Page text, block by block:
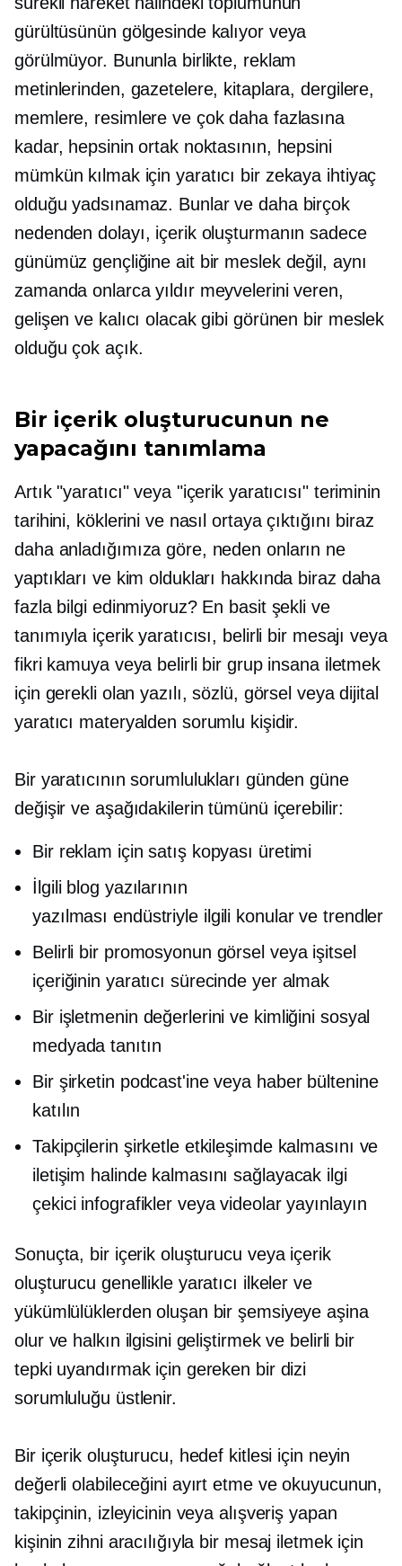
gürültüsünün gölgesinde kalıyor veya
görülmüyor. Bununla birlikte, reklam
metinlerinden, gazetelere, kitaplara, dergilere,
memlere, resimlere ve çok daha fazlasına
kadar, hepsinin ortak noktasının, hepsini
mümkün kılmak için yaratıcı bir zekaya ihtiyaç
olduğu yadsınamaz. Bunlar ve daha birçok
nedenden dolayı, içerik oluşturmanın sadece
günümüz gençliğine ait bir meslek değil, aynı
zamanda onlarca yıldır meyvelerini veren,
gelişen ve kalıcı olacak gibi görünen bir meslek
olduğu çok açık.
Bir içerik oluşturucunun ne
yapacağını tanımlama
Artık "yaratıcı" veya "içerik yaratıcısı" teriminin
tarihini, köklerini ve nasıl ortaya çıktığını biraz
daha anladığımıza göre, neden onların ne
yaptıkları ve kim oldukları hakkında biraz daha
fazla bilgi edinmiyoruz? En basit şekli ve
tanımıyla içerik yaratıcısı, belirli bir mesajı veya
fikri kamuya veya belirli bir grup insana iletmek
için gerekli olan yazılı, sözlü, görsel veya dijital
yaratıcı materyalden sorumlu kişidir.
Bir yaratıcının sorumlulukları günden güne
değişir ve aşağıdakilerin tümünü içerebilir:
Bir reklam için satış kopyası üretimi
İlgili blog yazılarının
yazılmasıendüstriyle ilgili konular ve trendler
Belirli bir promosyonun görsel veya işitsel
içeriğinin yaratıcı sürecinde yer almak
Bir işletmenin değerlerini ve kimliğini sosyal
medyada tanıtın
Bir şirketin podcast'ine veya haber bültenine
katılın
Takipçilerin şirketle etkileşimde kalmasını ve
iletişim halinde kalmasını sağlayacak ilgi
çekici infografikler veya videolar yayınlayın
Sonuçta, bir içerik oluşturucu veya içerik
oluşturucu genellikle yaratıcı ilkeler ve
yükümlülüklerden oluşan bir şemsiyeye aşina
olur ve halkın ilgisini geliştirmek ve belirli bir
tepki uyandırmak için gereken bir dizi
sorumluluğu üstlenir.
Bir içerik oluşturucu, hedef kitlesi için neyin
değerli olabileceğini ayırt etme ve okuyucunun,
takipçinin, izleyicinin veya alışveriş yapan
kişinin zihni aracılığıyla bir mesaj iletmek için